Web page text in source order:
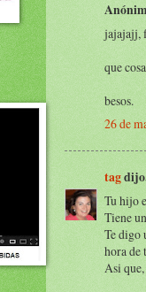
jajajajj,
que
besos.
26 de
tag
Tu hijo
Tiene
Te digo
hora de
Asi que,